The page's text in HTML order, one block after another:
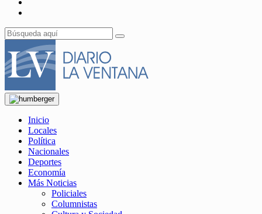
Inicio
Locales
Política
Nacionales
Deportes
Economía
Más Noticias
Policiales
Columnistas